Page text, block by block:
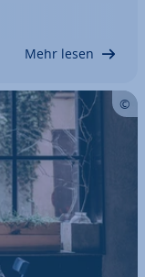
trotzdem
Mehr lesen